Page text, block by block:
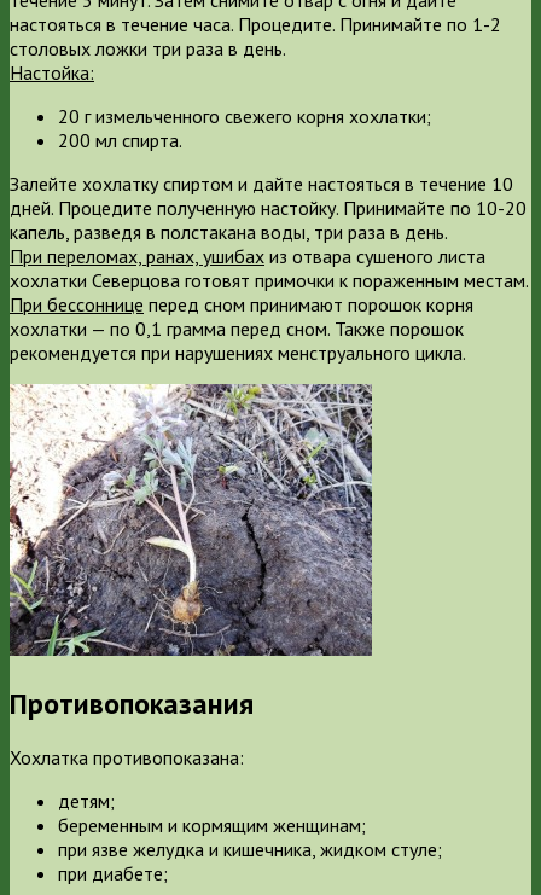
настояться в течение часа. Процедите. Принимайте по 1-2
столовых ложки три раза в день.
Настойка:
20 г измельченного свежего корня хохлатки;
200 мл спирта.
Залейте хохлатку спиртом и дайте настояться в течение 10
дней. Процедите полученную настойку. Принимайте по 10-20
капель, разведя в полстакана воды, три раза в день.
При переломах, ранах, ушибах из отвара сушеного листа
хохлатки Северцова готовят примочки к пораженным местам.
При бессоннице перед сном принимают порошок корня
хохлатки — по 0,1 грамма перед сном. Также порошок
рекомендуется при нарушениях менструального цикла.
Противопоказания
Хохлатка противопоказана:
детям;
беременным и кормящим женщинам;
при язве желудка и кишечника, жидком стуле;
при диабете;